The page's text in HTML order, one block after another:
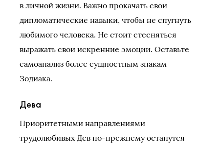
в личной жизни. Важно прокачать свои
дипломатические навыки, чтобы не спугнуть
любимого человека. Не стоит стесняться
выражать свои искренние эмоции. Оставьте
самоанализ более сущностным знакам
Зодиака.
Дева
Приоритетными направлениями
трудолюбивых Дев по-прежнему останутся